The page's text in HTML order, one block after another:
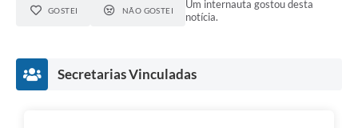
GOSTEI NÃO GOSTEI
Um internauta gostou desta
notícia.
Secretarias Vinculadas